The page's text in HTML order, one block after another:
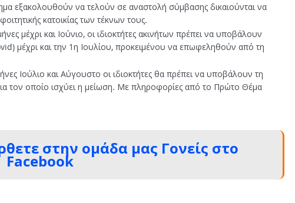
εξακολουθούν να τελούν σε αναστολή σύμβασης δικαιούνται να
κατοικίας των τέκνων τους.
μέχρι και Ιούνιο, οι ιδιοκτήτες ακινήτων πρέπει να υποβάλουν
μέχρι και την 1η Ιουλίου, προκειμένου να επωφεληθούν από τη
Ιούλιο και Αύγουστο οι ιδιοκτήτες θα πρέπει να υποβάλουν τη
τον οποίο ισχύει η μείωση. Με πληροφορίες από το Πρώτο Θέμα
στην ομάδα μας Γονείς στο
Facebook